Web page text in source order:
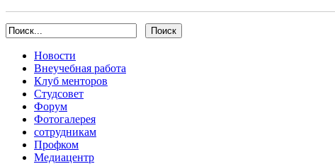
Новости
Внеучебная работа
Клуб менторов
Студсовет
Форум
Фотогалерея
сотрудникам
Профком
Медиацентр